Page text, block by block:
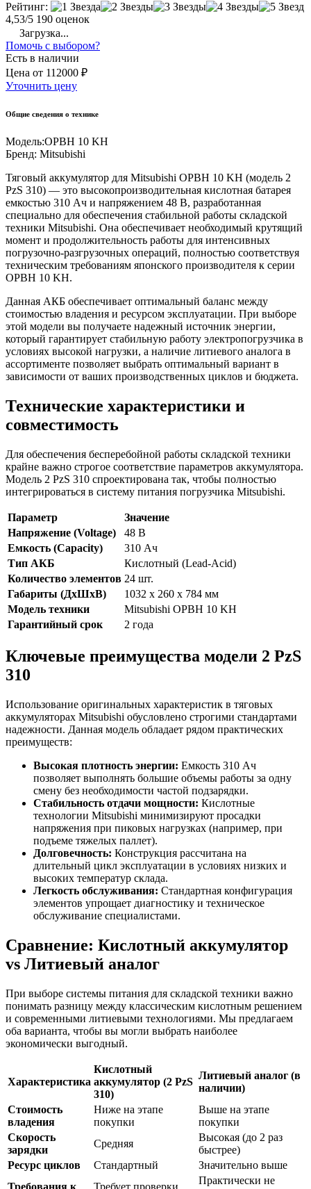
Рейтинг:
4,53/5 190 оценок
Загрузка...
Помочь с выбором?
Есть в наличии
Цена от 112000 ₽
Уточнить цену
Общие сведения о технике
Модель:OPBH 10 KH
Бренд: Mitsubishi
Тяговый аккумулятор для Mitsubishi OPBH 10 KH (модель 2
PzS 310) — это высокопроизводительная кислотная батарея
емкостью 310 Ач и напряжением 48 В, разработанная
специально для обеспечения стабильной работы складской
техники Mitsubishi. Она обеспечивает необходимый крутящий
момент и продолжительность работы для интенсивных
погрузочно-разгрузочных операций, полностью соответствуя
техническим требованиям японского производителя к серии
OPBH 10 KH.
Данная АКБ обеспечивает оптимальный баланс между
стоимостью владения и ресурсом эксплуатации. При выборе
этой модели вы получаете надежный источник энергии,
который гарантирует стабильную работу электропогрузчика в
условиях высокой нагрузки, а наличие литиевого аналога в
ассортименте позволяет выбрать оптимальный вариант в
зависимости от ваших производственных циклов и бюджета.
Технические характеристики и
совместимость
Для обеспечения бесперебойной работы складской техники
крайне важно строгое соответствие параметров аккумулятора.
Модель 2 PzS 310 спроектирована так, чтобы полностью
интегрироваться в систему питания погрузчика Mitsubishi.
Параметр
Значение
Напряжение (Voltage)
48 В
Емкость (Capacity)
310 Ач
Тип АКБ
Кислотный (Lead-Acid)
Количество элементов 24 шт.
Габариты (ДхШхВ)
1032 x 260 x 784 мм
Модель техники
Mitsubishi OPBH 10 KH
Гарантийный срок
2 года
Ключевые преимущества модели 2 PzS
310
Использование оригинальных характеристик в тяговых
аккумуляторах Mitsubishi обусловлено строгими стандартами
надежности. Данная модель обладает рядом практических
преимуществ:
Высокая плотность энергии: Емкость 310 Ач
позволяет выполнять большие объемы работы за одну
смену без необходимости частой подзарядки.
Стабильность отдачи мощности: Кислотные
технологии Mitsubishi минимизируют просадки
напряжения при пиковых нагрузках (например, при
подъеме тяжелых паллет).
Долговечность: Конструкция рассчитана на
длительный цикл эксплуатации в условиях низких и
высоких температур склада.
Легкость обслуживания: Стандартная конфигурация
элементов упрощает диагностику и техническое
обслуживание специалистами.
Сравнение: Кислотный аккумулятор
vs Литиевый аналог
При выборе системы питания для складской техники важно
понимать разницу между классическим кислотным решением
и современными литиевыми технологиями. Мы предлагаем
оба варианта, чтобы вы могли выбрать наиболее
экономически выгодный.
Характеристика
Кислотный
аккумулятор (2 PzS
310)
Литиевый аналог (в
наличии)
Стоимость
владения
Ниже на этапе
покупки
Выше на этапе
покупки
Скорость
зарядки
Средняя
Высокая (до 2 раз
быстрее)
Ресурс циклов
Стандартный
Значительно выше
Требования к
Требует проверки
Практически не